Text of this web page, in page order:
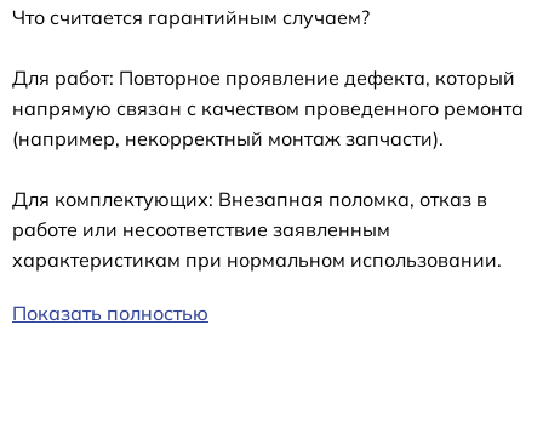
Что считается гарантийным случаем?
Для работ: Повторное проявление дефекта, который
напрямую связан с качеством проведенного ремонта
(например, некорректный монтаж запчасти).
Для комплектующих: Внезапная поломка, отказ в
работе или несоответствие заявленным
характеристикам при нормальном использовании.
Показать полностью